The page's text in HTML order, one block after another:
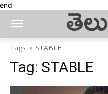
end
Tags STABLE
Tag: STABLE